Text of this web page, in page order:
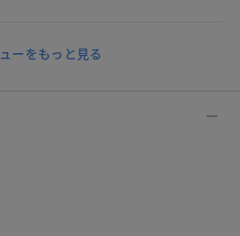
ーをもっと見る